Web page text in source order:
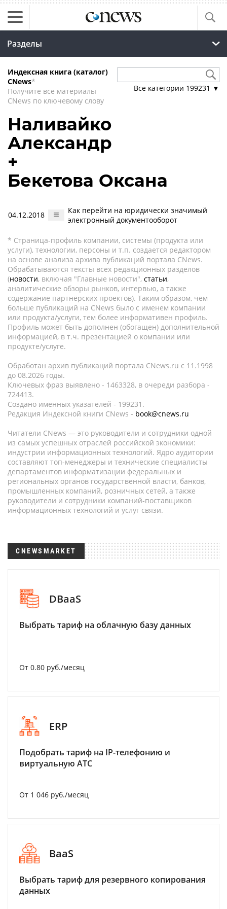
Разделы
Индексная книга (каталог)
CNews*
Получите все материалы
CNews по ключевому слову
Все категории 199231 ▼
Наливайко
Александр
+
Бекетова Оксана
04.12.2018
Как перейти на юридически значимый
электронный документооборот
* Страница-профиль компании, системы (продукта или
услуги), технологии, персоны и т.п. создается редактором
на основе анализа архива публикаций портала CNews.
Обрабатываются тексты всех редакционных разделов
(новости, включая "Главные новости", статьи,
аналитические обзоры рынков, интервью, а также
содержание партнёрских проектов). Таким образом, чем
больше публикаций на CNews было с именем компании
или продукта/услуги, тем более информативен профиль.
Профиль может быть дополнен (обогащен) дополнительной
информацией, в т.ч. презентацией о компании или
продукте/услуге.
Обработан архив публикаций портала CNews.ru c 11.1998
до 08.2026 годы.
Ключевых фраз выявлено - 1463328, в очереди разбора -
724413.
Создано именных указателей - 199231.
Редакция Индексной книги CNews - book@cnews.ru
Читатели CNews — это руководители и сотрудники одной
из самых успешных отраслей российской экономики:
индустрии информационных технологий. Ядро аудитории
составляют топ-менеджеры и технические специалисты
департаментов информатизации федеральных и
региональных органов государственной власти, банков,
промышленных компаний, розничных сетей, а также
руководители и сотрудники компаний-поставщиков
информационных технологий и услуг связи.
CNEWSMARKET
DBaaS
Выбрать тариф на облачную базу данных
От 0.80 руб./месяц
ERP
Подобрать тариф на IP-телефонию и
виртуальную АТС
От 1 046 руб./месяц
BaaS
Выбрать тариф для резервного копирования
данных